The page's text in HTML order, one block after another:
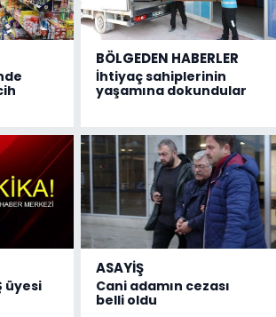
BÖLGEDEN HABERLER
İhtiyaç sahiplerinin
yaşamına dokundular
üyesi
ASAYİŞ
Cani adamın cezası
belli oldu